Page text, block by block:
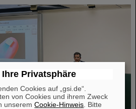
Privatsphäre
Cookies auf „gsi.de“.
von Cookies und ihrem Zweck
unseremCookie-Hinweis . Bitte